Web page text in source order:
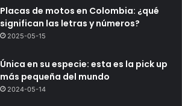
Placas de motos en Colombia: ¿qué
significan las letras y números?
2025-05-15
Única en su especie: esta es la pick up
más pequeña del mundo
2024-05-14